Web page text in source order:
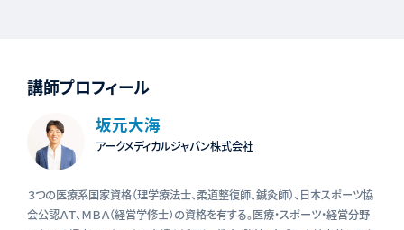
講師プロフィール
坂元大海
アークメディカルジャパン株式会社
３つの医療系国家資格（理学療法士、柔道整復師、鍼灸師）、日本スポーツ協
会公認ＡＴ、ＭＢＡ（経営学修士）の資格を有する。医療・スポーツ・経営分野